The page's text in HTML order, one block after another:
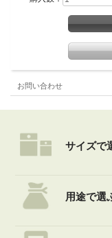
お問い合わせ
サイズで
用途で選